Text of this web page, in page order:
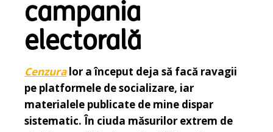
campania
electorală
Cenzuralor a început deja să facă ravagii
pe platformele de socializare, iar
materialele publicate de mine dispar
sistematic. În ciuda măsurilor extrem de